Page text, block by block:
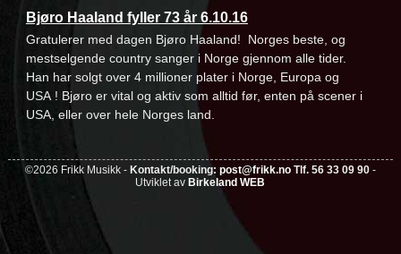
Bjøro Haaland fyller 73 år 6.10.16
Gratulerer med dagen Bjøro Haaland! Norges beste, og
mestselgende country sanger i Norge gjennom alle tider.
Han har solgt over 4 millioner plater i Norge, Europa og
USA ! Bjøro er vital og aktiv som alltid før, enten på scener i
USA, eller over hele Norges land.
©2026 Frikk Musikk - Kontakt/booking: post@frikk.noTlf. 56 33 09 90-
Utviklet av Birkeland WEB